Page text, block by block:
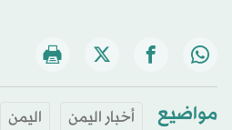
مواضيع أخبار اليمن اليمن